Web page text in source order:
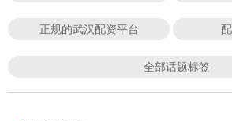
正规的武汉配资平台
全部话题标签